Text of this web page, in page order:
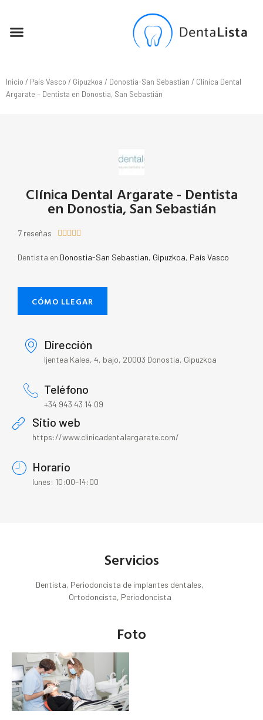
Inicio / País Vasco / Gipuzkoa / Donostia-San Sebastian / Clínica Dental
Argarate – Dentista en Donostia, San Sebastián
Clínica Dental Argarate - Dentista
en Donostia, San Sebastián
7 reseñas     
Dentista en Donostia-San Sebastian, Gipuzkoa, País Vasco
CÓMO LLEGAR
Dirección
Ijentea Kalea, 4, bajo, 20003 Donostia, Gipuzkoa
Teléfono
+34 943 43 14 09
Sitio web
https://www.clinicadentalargarate.com/
Horario
lunes: 10:00–14:00
Servicios
Dentista, Periodoncista de implantes dentales,
Ortodoncista, Periodoncista
Foto